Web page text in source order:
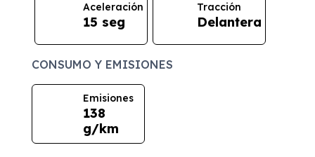
Aceleración
15 seg
Tracción
Delantera
CONSUMO Y EMISIONES
Emisiones
138
g/km